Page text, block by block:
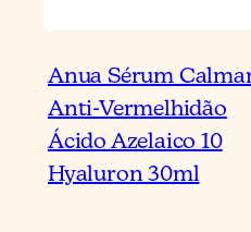
Anua Sérum
Anti-Vermelhidão
Ácido Azelaico 10
Hyaluron 30ml